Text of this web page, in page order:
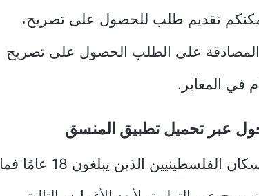
تقديم طلب للحصول على تصريح،
على الطلب الحصول على تصريح
في المعابر.
عبر تحميل تطبيق المنسق
تحميل تطبيق المنسق سيُسمح للسكان الفلسطينيين الذين يبلغون 18 عامًا فما